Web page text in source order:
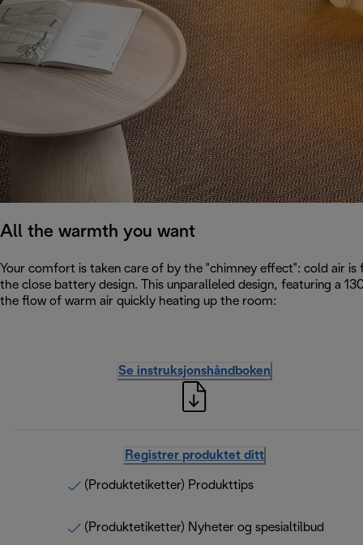
All the warmth you want
Your comfort is taken care of by the "chimney effect": cold air
the close battery design. This unparalleled design, featuring a
the flow of warm air quickly heating up the room:
Se instruksjonshåndboken
Registrer produktet ditt
(Produktetiketter) Produkttips
(Produktetiketter) Nyheter og spesialtilbud